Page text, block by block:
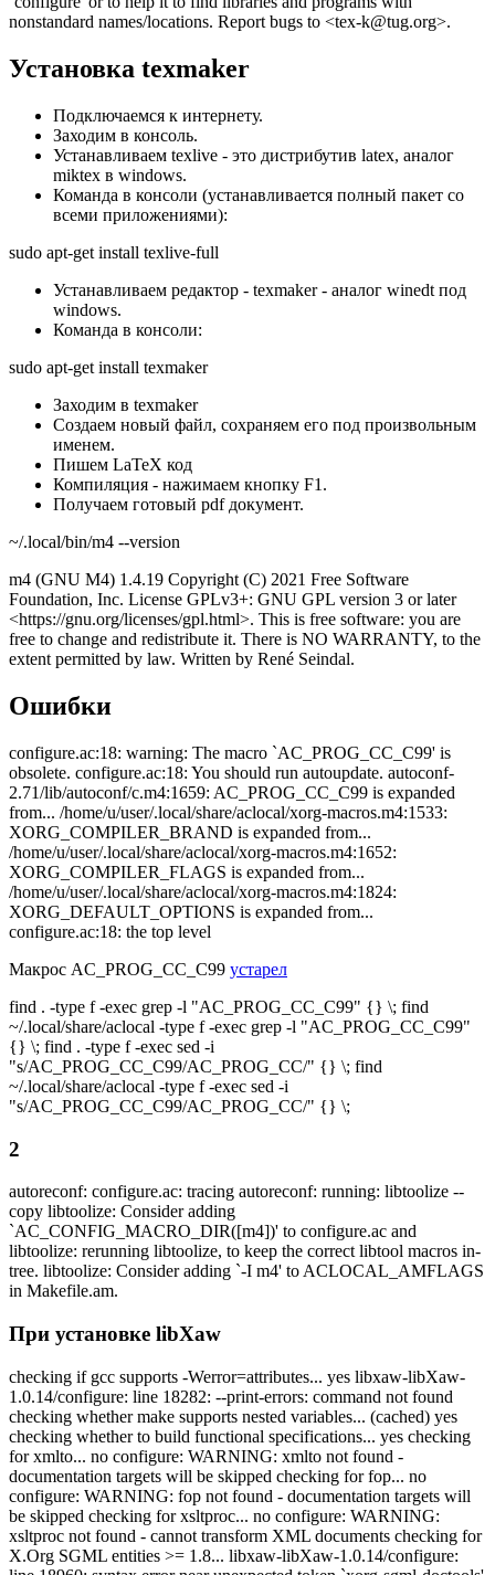
Установка texmaker
Подключаемся к интернету.
Заходим в консоль.
Устанавливаем texlive - это дистрибутив latex, аналог
miktex в windows.
Команда в консоли (устанавливается полный пакет со
всеми приложениями):
sudo apt-get install texlive-full
Устанавливаем редактор - texmaker - аналог winedt под
windows.
Команда в консоли:
sudo apt-get install texmaker
Заходим в texmaker
Создаем новый файл, сохраняем его под произвольным
именем.
Пишем LaTeX код
Компиляция - нажимаем кнопку F1.
Получаем готовый pdf документ.
~/.local/bin/m4 --version
m4 (GNU M4) 1.4.19 Copyright (C) 2021 Free Software
Foundation, Inc. License GPLv3+: GNU GPL version 3 or later
<https://gnu.org/licenses/gpl.html>. This is free software: you are
free to change and redistribute it. There is NO WARRANTY, to the
extent permitted by law. Written by René Seindal.
Ошибки
configure.ac:18: warning: The macro `AC_PROG_CC_C99' is
obsolete. configure.ac:18: You should run autoupdate. autoconf-
2.71/lib/autoconf/c.m4:1659: AC_PROG_CC_C99 is expanded
from... /home/u/user/.local/share/aclocal/xorg-macros.m4:1533:
XORG_COMPILER_BRAND is expanded from...
/home/u/user/.local/share/aclocal/xorg-macros.m4:1652:
XORG_COMPILER_FLAGS is expanded from...
/home/u/user/.local/share/aclocal/xorg-macros.m4:1824:
XORG_DEFAULT_OPTIONS is expanded from...
configure.ac:18: the top level
Макрос AC_PROG_CC_C99 устарел
find . -type f -exec grep -l "AC_PROG_CC_C99" {} \; find
~/.local/share/aclocal -type f -exec grep -l "AC_PROG_CC_C99"
{} \; find . -type f -exec sed -i
"s/AC_PROG_CC_C99/AC_PROG_CC/" {} \; find
~/.local/share/aclocal -type f -exec sed -i
"s/AC_PROG_CC_C99/AC_PROG_CC/" {} \;
2
autoreconf: configure.ac: tracing autoreconf: running: libtoolize --
copy libtoolize: Consider adding
`AC_CONFIG_MACRO_DIR([m4])' to configure.ac and
libtoolize: rerunning libtoolize, to keep the correct libtool macros in-
tree. libtoolize: Consider adding `-I m4' to ACLOCAL_AMFLAGS
in Makefile.am.
При установке libXaw
checking if gcc supports -Werror=attributes... yes libxaw-libXaw-
1.0.14/configure: line 18282: --print-errors: command not found
checking whether make supports nested variables... (cached) yes
checking whether to build functional specifications... yes checking
for xmlto... no configure: WARNING: xmlto not found -
documentation targets will be skipped checking for fop... no
configure: WARNING: fop not found - documentation targets will
be skipped checking for xsltproc... no configure: WARNING:
xsltproc not found - cannot transform XML documents checking for
X.Org SGML entities >= 1.8... libxaw-libXaw-1.0.14/configure: